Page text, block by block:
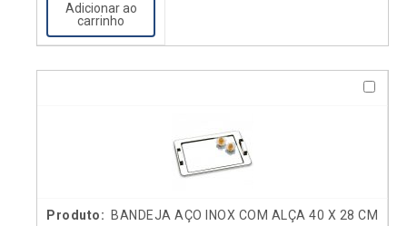
Adicionar ao
carrinho
BANDEJA AÇO INOX COM ALÇA 40 X 28 CM